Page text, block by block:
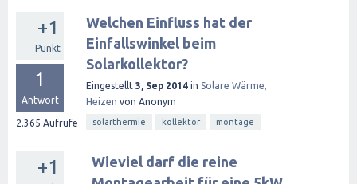
+1
Punkt
1
Antwort
2.365 Aufrufe
Welchen Einfluss hat der
Einfallswinkel beim
Solarkollektor?
Eingestellt 3, Sep 2014 in Solare Wärme,
Heizen von Anonym
solarthermie kollektor montage
+1
Wieviel darf die reine